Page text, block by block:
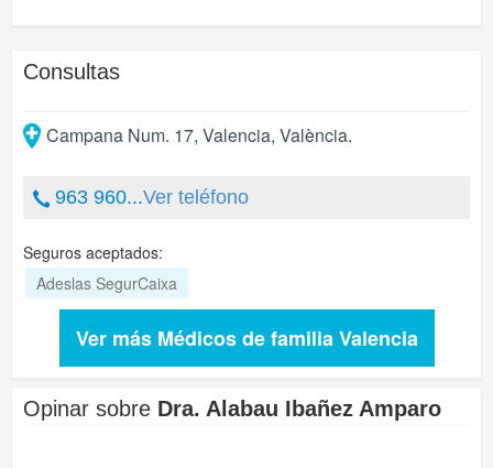
Consultas
Campana Num. 17, Valencia, València.
963 960...Ver teléfono
Seguros aceptados:
Adeslas SegurCaixa
Ver más Médicos de familia Valencia
Opinar sobre Dra. Alabau Ibañez Amparo